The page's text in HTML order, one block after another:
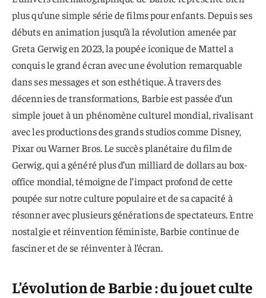
plus qu’une simple série de films pour enfants. Depuis ses
débuts en animation jusqu’à la révolution amenée par
Greta Gerwig en 2023, la poupée iconique de Mattel a
conquis le grand écran avec une évolution remarquable
dans ses messages et son esthétique. À travers des
décennies de transformations, Barbie est passée d’un
simple jouet à un phénomène culturel mondial, rivalisant
avec les productions des grands studios comme Disney,
Pixar ou Warner Bros. Le succès planétaire du film de
Gerwig, qui a généré plus d’un milliard de dollars au box-
office mondial, témoigne de l’impact profond de cette
poupée sur notre culture populaire et de sa capacité à
résonner avec plusieurs générations de spectateurs. Entre
nostalgie et réinvention féministe, Barbie continue de
fasciner et de se réinventer à l’écran.
L’évolution de Barbie : du jouet culte